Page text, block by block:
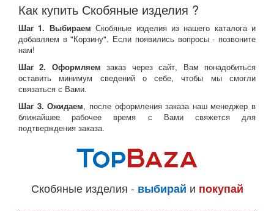
Как купить Скобяные изделия ?
Шаг 1. Выбираем Скобяные изделия из нашего каталога и
добавляем в "Корзину". Если появились вопросы - позвоните
нам!
Шаг 2. Оформляем заказ через сайт, Вам понадобиться
оставить минимум сведений о себе, чтобы мы смогли
связаться с Вами.
Шаг 3. Ожидаем, после оформления заказа наш менеджер в
ближайшее рабочее время с Вами свяжется для
подтверждения заказа.
Скобяные изделия - выбирай и покупай